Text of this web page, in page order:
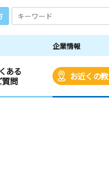
企業情報
ある
質問
お近くの